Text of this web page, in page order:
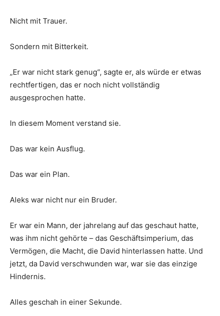
Nicht mit Trauer.
Sondern mit Bitterkeit.
„Er war nicht stark genug“, sagte er, als würde er etwas
rechtfertigen, das er noch nicht vollständig
ausgesprochen hatte.
In diesem Moment verstand sie.
Das war kein Ausflug.
Das war ein Plan.
Aleks war nicht nur ein Bruder.
Er war ein Mann, der jahrelang auf das geschaut hatte,
was ihm nicht gehörte – das Geschäftsimperium, das
Vermögen, die Macht, die David hinterlassen hatte. Und
jetzt, da David verschwunden war, war sie das einzige
Hindernis.
Alles geschah in einer Sekunde.